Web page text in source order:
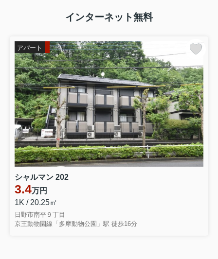
インターネット無料
アパート
シャルマン 202
3.4万円
1K / 20.25㎡
日野市南平９丁目
京王動物園線「多摩動物公園」駅 徒歩16分